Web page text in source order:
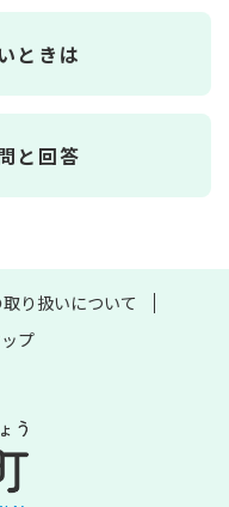
ときは
と回答
り扱いについて
プ